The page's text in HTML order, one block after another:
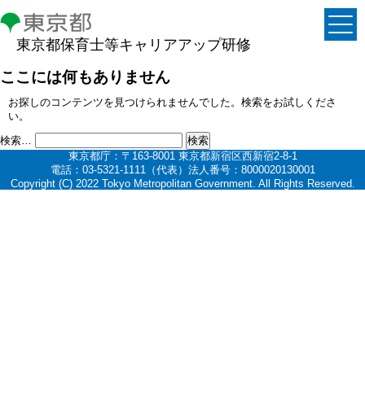
東京都保育士等キャリアアップ研修
ここには何もありません
お探しのコンテンツを見つけられませんでした。検索をお試しくださ
い。
検索…
東京都庁：〒163-8001 東京都新宿区西新宿2-8-1
電話：03-5321-1111（代表）法人番号：8000020130001
Copyright (C) 2022 Tokyo Metropolitan Government. All Rights Reserved.